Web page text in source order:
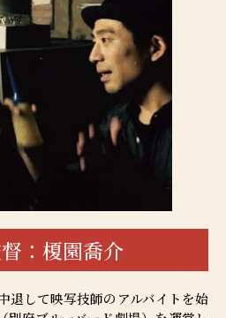
：榎園喬介
退して映写技師のアルバイトを始